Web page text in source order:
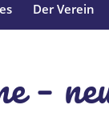
Der Verein
–